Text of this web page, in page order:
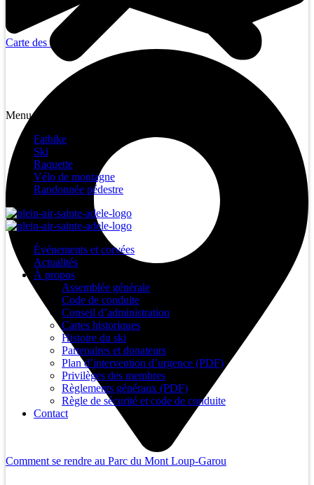
Menu
Fatbike
Ski
Raquette
Vélo de montagne
Randonnée pédestre
Événements et corvées
Actualités
À propos
Assemblée générale
Code de conduite
Conseil d’administration
Cartes historiques
Histoire du ski
Partenaires et donateurs
Plan d’intervention d’urgence (PDF)
Privilèges des membres
Règlements généraux (PDF)
Règle de sécurité et code de conduite
Contact
Carte des sentiers
Comment se rendre au Parc du Mont Loup-Garou